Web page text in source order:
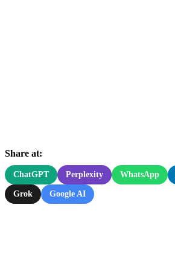
Share at:
ChatGPT Perplexity WhatsApp
Grok Google AI